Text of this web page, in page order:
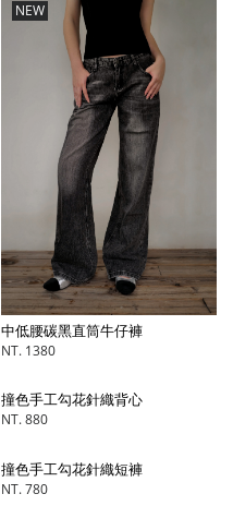
NEW
中低腰碳黑直筒牛仔褲
NT. 1380
撞色手工勾花針織背心
NT. 880
撞色手工勾花針織短褲
NT. 780